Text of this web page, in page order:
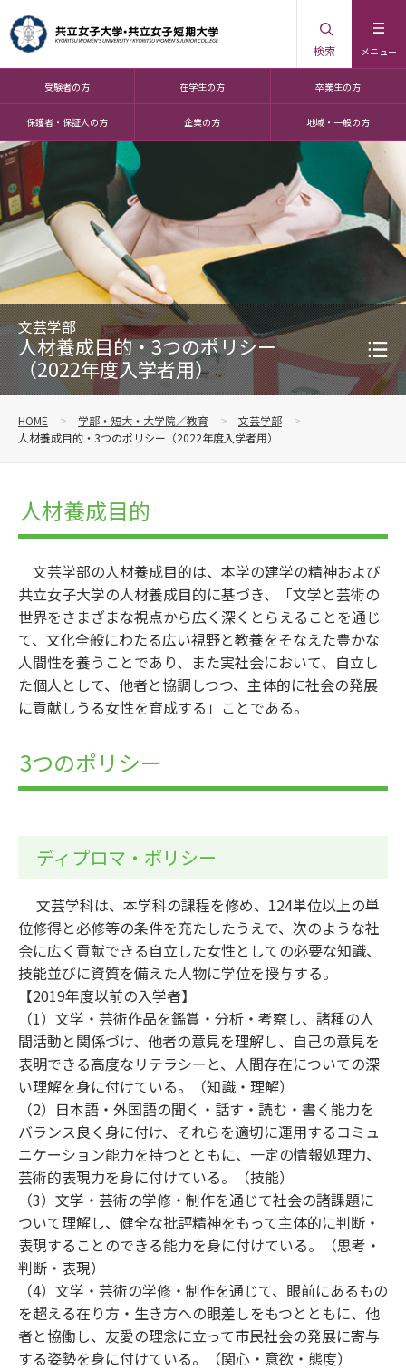
メニュー
検索
受験者の方 在学生の方 卒業生の方
保護者・保証人の方 企業の方 地域・一般の方
文芸学部
人材養成目的・3つのポリシー
（2022年度入学者用）
HOME 学部・短大・大学院／教育
文芸学部
人材養成目的・3つのポリシー（2022年度入学者用）
人材養成目的
文芸学部の人材養成目的は、本学の建学の精神および
共立女子大学の人材養成目的に基づき、「文学と芸術の
世界をさまざまな視点から広く深くとらえることを通じ
て、文化全般にわたる広い視野と教養をそなえた豊かな
人間性を養うことであり、また実社会において、自立し
た個人として、他者と協調しつつ、主体的に社会の発展
に貢献しうる女性を育成する」ことである。
3つのポリシー
ディプロマ・ポリシー
文芸学科は、本学科の課程を修め、124単位以上の単
位修得と必修等の条件を充たしたうえで、次のような社
会に広く貢献できる自立した女性としての必要な知識、
技能並びに資質を備えた人物に学位を授与する。
【2019年度以前の入学者】
（1）文学・芸術作品を鑑賞・分析・考察し、諸種の人
間活動と関係づけ、他者の意見を理解し、自己の意見を
表明できる高度なリテラシーと、人間存在についての深
い理解を身に付けている。（知識・理解）
（2）日本語・外国語の聞く・話す・読む・書く能力を
バランス良く身に付け、それらを適切に運用するコミュ
ニケーション能力を持つとともに、一定の情報処理力、
芸術的表現力を身に付けている。（技能）
（3）文学・芸術の学修・制作を通じて社会の諸課題に
ついて理解し、健全な批評精神をもって主体的に判断・
表現することのできる能力を身に付けている。（思考・
判断・表現）
（4）文学・芸術の学修・制作を通じて、眼前にあるもの
を超える在り方・生き方への眼差しをもつとともに、他
者と協働し、友愛の理念に立って市民社会の発展に寄与
する姿勢を身に付けている。（関心・意欲・態度）